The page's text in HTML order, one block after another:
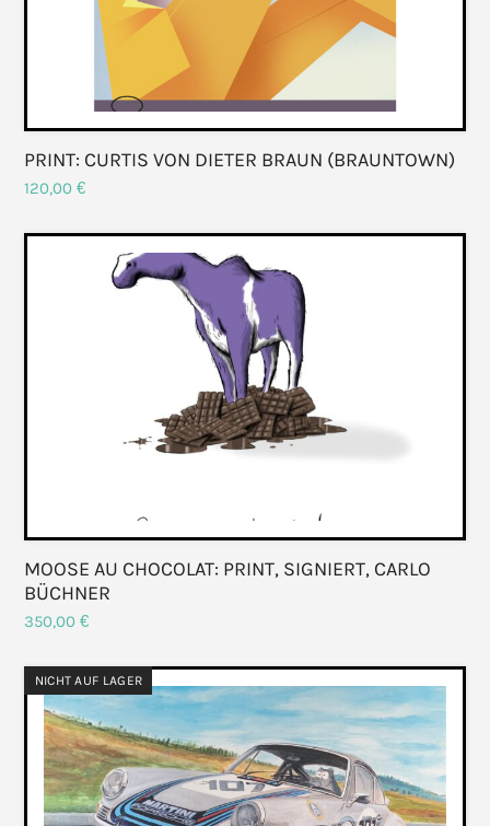
PRINT: CURTIS VON DIETER BRAUN (BRAUNTOWN)
120,00€
MOOSE AU CHOCOLAT: PRINT, SIGNIERT, CARLO
BÜCHNER
350,00€
NICHT AUF LAGER